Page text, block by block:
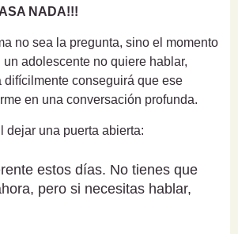
NADA!!!
no sea la pregunta, sino el momento
adolescente no quiere hablar,
difícilmente conseguirá que ese
en una conversación profunda.
dejar una puerta abierta:
estos días. No tienes que
pero si necesitas hablar,